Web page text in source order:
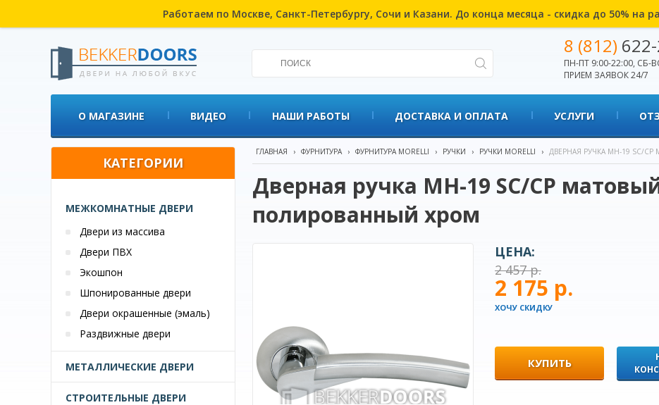
Работаем по Москве, Санкт-Петербургу, Сочи и Казани. До конца месяца - скидка до 50% на
8 (812)
ПН-ПТ 9:00-22:00, СБ-
ПРИЕМ ЗАЯВОК 24/7
О МАГАЗИНЕ ВИДЕО НАШИ РАБОТЫ ДОСТАВКА И ОПЛАТА УСЛУГИ
КАТЕГОРИИ
МЕЖКОМНАТНЫЕ ДВЕРИ
Двери из массива
Двери ПВХ
Экошпон
Шпонированные двери
Двери окрашенные (эмаль)
Раздвижные двери
МЕТАЛЛИЧЕСКИЕ ДВЕРИ
СТРОИТЕЛЬНЫЕ ДВЕРИ
ГЛАВНАЯ › ФУРНИТУРА › ФУРНИТУРА MORELLI › РУЧКИ › РУЧКИ MORELLI › ДВЕРНАЯ РУЧКА MH-19 SC/
Дверная ручка MH-19 SC/CP
полированный хром
ЦЕНА:
2 457 р.
2 175 р.
ХОЧУ СКИДКУ
КУПИТЬ